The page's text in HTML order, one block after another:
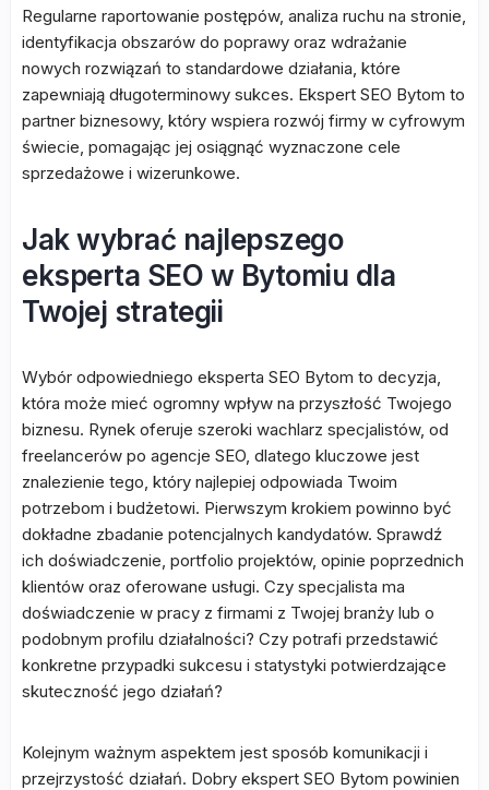
Regularne raportowanie postępów, analiza ruchu na stronie,
identyfikacja obszarów do poprawy oraz wdrażanie
nowych rozwiązań to standardowe działania, które
zapewniają długoterminowy sukces. Ekspert SEO Bytom to
partner biznesowy, który wspiera rozwój firmy w cyfrowym
świecie, pomagając jej osiągnąć wyznaczone cele
sprzedażowe i wizerunkowe.
Jak wybrać najlepszego
eksperta SEO w Bytomiu dla
Twojej strategii
Wybór odpowiedniego eksperta SEO Bytom to decyzja,
która może mieć ogromny wpływ na przyszłość Twojego
biznesu. Rynek oferuje szeroki wachlarz specjalistów, od
freelancerów po agencje SEO, dlatego kluczowe jest
znalezienie tego, który najlepiej odpowiada Twoim
potrzebom i budżetowi. Pierwszym krokiem powinno być
dokładne zbadanie potencjalnych kandydatów. Sprawdź
ich doświadczenie, portfolio projektów, opinie poprzednich
klientów oraz oferowane usługi. Czy specjalista ma
doświadczenie w pracy z firmami z Twojej branży lub o
podobnym profilu działalności? Czy potrafi przedstawić
konkretne przypadki sukcesu i statystyki potwierdzające
skuteczność jego działań?
Kolejnym ważnym aspektem jest sposób komunikacji i
przejrzystość działań. Dobry ekspert SEO Bytom powinien